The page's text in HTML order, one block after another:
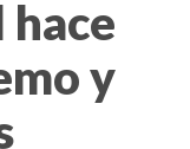
hace
y